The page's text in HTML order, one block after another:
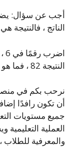
الناتج ، فالنتيجة هي 82. ما هو الرقم في بيت العلوم؟
النتيجة 82 ، فما هو الرقم
أن تكون رافدًا
جميع مستويات
العملية التعليمية
والمعرفية